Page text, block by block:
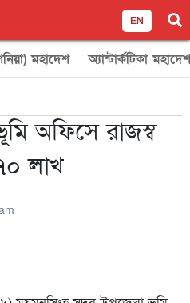
EN
মহাদেশ অ্যান্টার্কটিকা মহাদেশ
অফিসে রাজস্ব
লাখ